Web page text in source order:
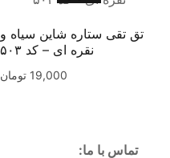
تق تقی ستاره شاین سیاه و
نقره ای – کد ۵۰۳
19,000 تومان
تماس با ما: